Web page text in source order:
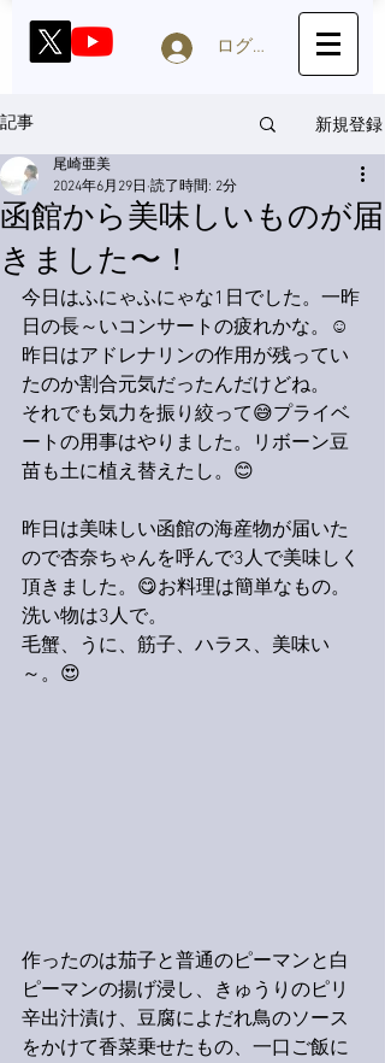
ログイン
記事 新規登録
函館から美味しいものが届
きました〜！
尾崎亜美
2024年6月29日 読了時間: 2分
今日はふにゃふにゃな1日でした。一昨
日の長～いコンサートの疲れかな。☺️
昨日はアドレナリンの作用が残ってい
たのか割合元気だったんだけどね。
それでも気力を振り絞って😅プライベ
ートの用事はやりました。リボーン豆
苗も土に植え替えたし。😊
昨日は美味しい函館の海産物が届いた
ので杏奈ちゃんを呼んで3人で美味しく
頂きました。😋お料理は簡単なもの。
洗い物は3人で。
毛蟹、うに、筋子、ハラス、美味い
～。😍
作ったのは茄子と普通のピーマンと白
ピーマンの揚げ浸し、きゅうりのピリ
辛出汁漬け、豆腐によだれ鳥のソース
をかけて香菜乗せたもの、一口ご飯に